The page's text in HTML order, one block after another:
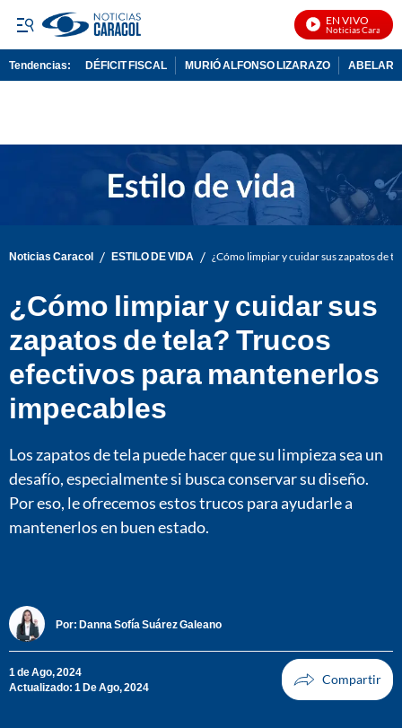
EN VIVO
Noticias Caracol En
Tendencias: DÉFICIT FISCAL MURIÓ ALFONSO LIZARAZO
Noticias Caracol / ESTILO DE VIDA / ¿Cómo limpiar y cuidar sus zapatos de
¿Cómo limpiar y cuidar sus
zapatos de tela? Trucos
efectivos para mantenerlos
impecables
Los zapatos de tela puede hacer que su limpieza sea un
desafío, especialmente si busca conservar su diseño.
Por eso, le ofrecemos estos trucos para ayudarle a
mantenerlos en buen estado.
Por: Danna Sofía Suárez Galeano
1 de Ago, 2024
Actualizado: 1 De Ago, 2024